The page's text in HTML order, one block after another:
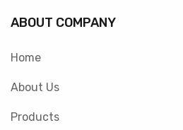
ABOUT COMPANY
Home
About Us
Products